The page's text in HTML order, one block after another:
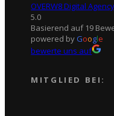
OVERW8 Digital Agency
5.0
Basierend auf 19
powered byGoogle
bewerte uns auf
MITGLIED BEI: